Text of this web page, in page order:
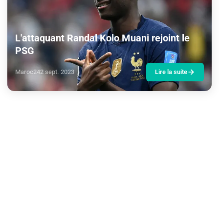
L'attaquant Randal Kolo Muani rejoint le
PSG
Maroc242 sept. 2023 Lire la suite